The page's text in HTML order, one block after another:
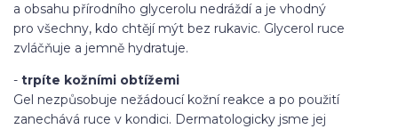
a obsahu přírodního glycerolu nedráždí a je vhodný
pro všechny, kdo chtějí mýt bez rukavic. Glycerol ruce
zvláčňuje a jemně hydratuje.
- trpíte kožními obtížemi
Gel nezpůsobuje nežádoucí kožní reakce a po použití
zanechává ruce v kondici. Dermatologicky jsme jej